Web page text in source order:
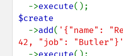
  ->
execute
$create
->add( '{"name":
42, "job": "Butler"}'